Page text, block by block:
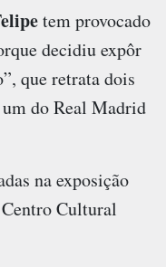
tem provocado
decidiu expôr
que retrata dois
do Real Madrid
na exposição
Cultural